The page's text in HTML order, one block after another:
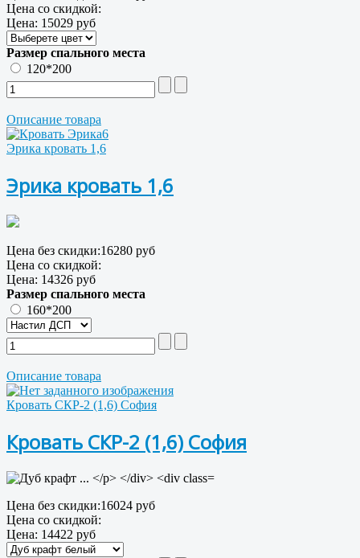
Цена со скидкой:
Цена: 15029 руб
Размер спального места
120*200
Описание товара
Эрика кровать 1,6
Эрика кровать 1,6
Цена без скидки:16280 руб
Цена со скидкой:
Цена: 14326 руб
Размер спального места
160*200
Описание товара
Кровать СКР-2 (1,6) София
Кровать СКР-2 (1,6) София
Цена без скидки:16024 руб
Цена со скидкой:
Цена: 14422 руб